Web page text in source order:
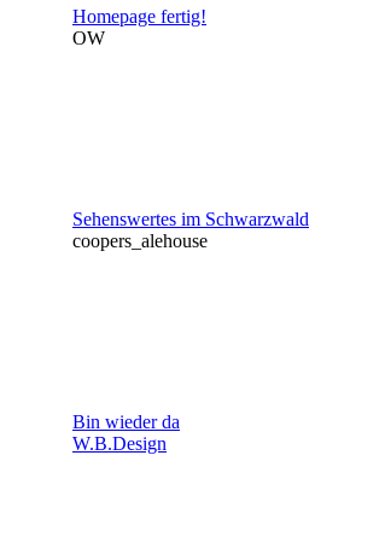
Homepage fertig!
OW
Sehenswertes im Schwarzwald
coopers_alehouse
Bin wieder da
W.B.Design